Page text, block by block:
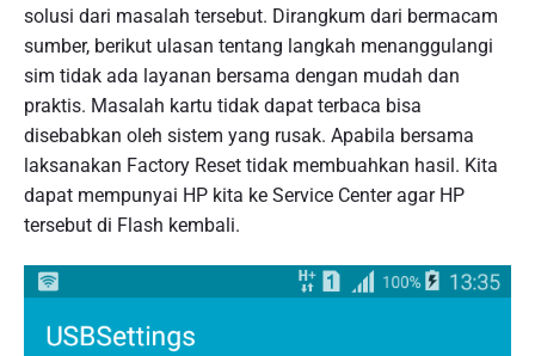
solusi dari masalah tersebut. Dirangkum dari bermacam
sumber, berikut ulasan tentang langkah menanggulangi
sim tidak ada layanan bersama dengan mudah dan
praktis. Masalah kartu tidak dapat terbaca bisa
disebabkan oleh sistem yang rusak. Apabila bersama
laksanakan Factory Reset tidak membuahkan hasil. Kita
dapat mempunyai HP kita ke Service Center agar HP
tersebut di Flash kembali.